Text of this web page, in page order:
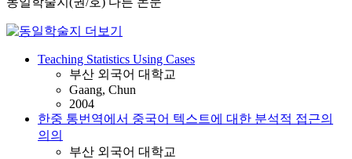
Teaching Statistics Using Cases
부산 외국어 대학교
Gaang, Chun
2004
한중 통번역에서 중국어 텍스트에 대한 분석적 접근의
의의
부산 외국어 대학교